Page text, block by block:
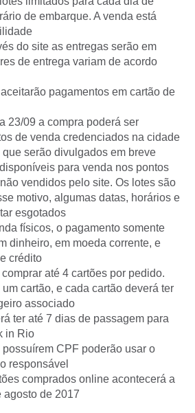
de embarque. A venda está
do site as entregas serão em
de entrega variam de acordo
pagamentos em cartão de
23/09 a compra poderá ser
de venda credenciados na cidade
serão divulgados em breve
para venda nos pontos
vendidos pelo site. Os lotes são
motivo, algumas datas, horários e
esgotados
físicos, o pagamento somente
dinheiro, em moeda corrente, e
crédito
até 4 cartões por pedido.
cartão, e cada cartão deverá ter
associado
ter até 7 dias de passagem para
in Rio
CPF poderão usar o
responsável
comprados online acontecerá a
agosto de 2017